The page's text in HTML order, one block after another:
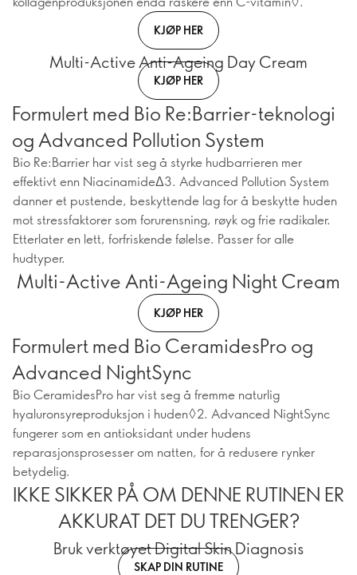
KJØP HER
Multi-Active Anti-Ageing Day Cream
KJØP HER
Formulert med Bio Re:Barrier-teknologi
og Advanced Pollution System
Bio Re:Barrier har vist seg å styrke hudbarrieren mer
effektivt enn NiacinamideΔ3. Advanced Pollution System
danner et pustende, beskyttende lag for å beskytte huden
mot stressfaktorer som forurensning, røyk og frie radikaler.
Etterlater en lett, forfriskende følelse. Passer for alle
hudtyper.
Multi-Active Anti-Ageing Night Cream
KJØP HER
Formulert med Bio CeramidesPro og
Advanced NightSync
Bio CeramidesPro har vist seg å fremme naturlig
hyaluronsyreproduksjon i huden◊2. Advanced NightSync
fungerer som en antioksidant under hudens
reparasjonsprosesser om natten, for å redusere rynker
betydelig.
IKKE SIKKER PÅ OM DENNE RUTINEN ER
AKKURAT DET DU TRENGER?
Bruk verktøyet Digital Skin Diagnosis
SKAP DIN RUTINE